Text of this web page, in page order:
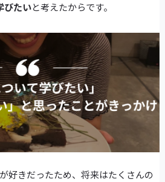
びたいと考えたからです。
好きだったため、将来はたくさんの